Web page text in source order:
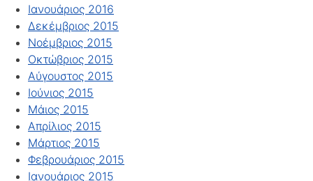
Ιανουάριος 2016
Δεκέμβριος 2015
Νοέμβριος 2015
Οκτώβριος 2015
Αύγουστος 2015
Ιούνιος 2015
Μάιος 2015
Απρίλιος 2015
Μάρτιος 2015
Φεβρουάριος 2015
Ιανουάριος 2015